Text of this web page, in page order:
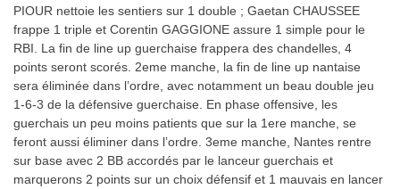
PIOUR nettoie les sentiers sur 1 double ; Gaetan CHAUSSEE
frappe 1 triple et Corentin GAGGIONE assure 1 simple pour le
RBI. La fin de line up guerchaise frappera des chandelles, 4
points seront scorés. 2eme manche, la fin de line up nantaise
sera éliminée dans l’ordre, avec notamment un beau double jeu
1-6-3 de la défensive guerchaise. En phase offensive, les
guerchais un peu moins patients que sur la 1ere manche, se
feront aussi éliminer dans l’ordre. 3eme manche, Nantes rentre
sur base avec 2 BB accordés par le lanceur guerchais et
marquerons 2 points sur un choix défensif et 1 mauvais en lancer